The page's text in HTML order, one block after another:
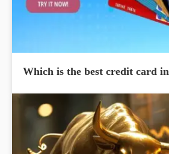
Which is the best credit card